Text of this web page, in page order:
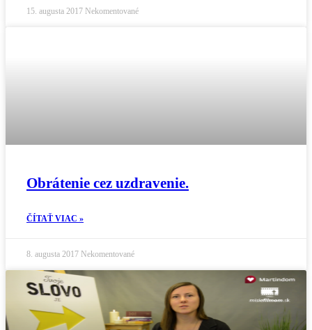
15. augusta 2017 Nekomentované
Obrátenie cez uzdravenie.
ČÍTAŤ VIAC »
8. augusta 2017 Nekomentované